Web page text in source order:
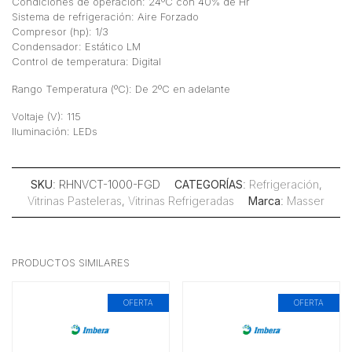
Sistema de refrigeración: Aire Forzado
Compresor (hp): 1/3
Condensador: Estático LM
Control de temperatura: Digital
Rango Temperatura (ºC): De 2ºC en adelante
Voltaje (V): 115
Iluminación: LEDs
SKU: RHNVCT-1000-FGD CATEGORÍAS: Refrigeración,
Vitrinas Pasteleras, Vitrinas Refrigeradas Marca: Masser
PRODUCTOS SIMILARES
OFERTA OFERTA